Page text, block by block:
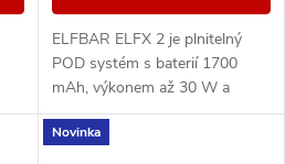
ELFBAR ELFX 2 je plnitelný
POD systém s baterií 1700
mAh, výkonem až 30 W a
podporou stylu vapování od
MTL po RDL. Nabízí režimy
Novinka